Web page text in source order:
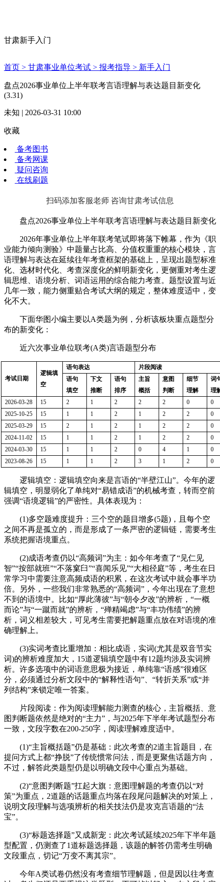
甘肃新手入门
首页 > 甘肃事业单位考试 > 报考指导 > 新手入门
盘点2026事业单位上半年联考言语理解与表达题目新变化
(3.31)
未知 | 2026-03-31 10:00
收藏
备考图书
备考网课
疑问咨询
在线刷题
扫码添加客服老师 咨询甘肃考试信息
盘点2026事业单位上半年联考言语理解与表达题目新变化
2026年事业单位上半年联考笔试即将落下帷幕，作为《职
业能力倾向测验》中题量占比高、分值权重重的核心模块，言
语理解与表达在延续往年考查框架的基础上，呈现出题型标准
化、选材时代化、考查深度化的鲜明新变化，更侧重对考生逻
辑思维、语境分析、词语运用的综合能力考查。题型设置与近
几年一致，能力侧重贴合考试大纲的规定，整体难度适中，变
化不大。
下面华图小编主要以A类题为例，分析该板块重点题型分
布的新变化：
近六次事业单位联考(A类)言语题型分布
考试日期
逻辑填
空
语句表达
片段阅读
语句
填空
下文
推断
语句
排序
主旨
概括
意图
判断
细节
理解
词
理
2026-03-28
15 2 1 2 2 2 0
0
2025-10-25 15 1 1 2 1 2 2
0
2025-03-29
15 2 1 2 1 2 2
0
2024-11-02 15 1 1 2 1 2 2
0
2024-03-30 15 1 1 2 0 4 1
0
2023-08-26 15 1 1 2 3 1 2 0
逻辑填空：逻辑填空向来是言语的“半壁江山”。今年的逻
辑填空，明显弱化了单纯对“易错成语”的机械考查，转而空前
强调“语境逻辑”的严密性。具体表现为：
(1)多空题难度提升：三个空的题目增多(5题)，且每个空
之间不再是孤立的，而是形成了一条严密的逻辑链，需要考生
系统把握语境重点。
(2)成语考查仍以“高频词”为主：如今年考查了“见仁见
智”“按部就班”“不落窠臼”“喜闻乐见”“大相径庭”等，考生在日
常学习中需要注意高频成语的积累，在这次考试中就会事半功
倍。另外，一些我们非常熟悉的“高频词”，今年出现在了意想
不到的语境中。比如“厚此薄彼”与“朝令夕改”的辨析，“一概
而论”与“一蹴而就”的辨析，“殚精竭虑”与“丰功伟绩”的辨
析，词义相差较大，可见考生需要把解题重点放在对语境的准
确理解上。
(3)实词考查比重增加：相比成语，实词(尤其是双音节实
词)的辨析难度加大，15道逻辑填空题中有12题均涉及实词辨
析。许多选项中的词语意思极为接近，单纯靠“语感”很难区
分，必须通过分析文段中的“解释性语句”、“转折关系”或“并
列结构”来锁定唯一答案。
片段阅读：作为阅读理解能力测查的核心，主旨概括、意
图判断题依然是绝对的“主力”，与2025年下半年考试题型分布
一致，文段字数在200-250字，阅读理解难度适中。
(1)“主旨概括题”仍是基础：此次考查的2道主旨题目，在
提问方式上都“挣脱”了传统惯常问法，而是更聚焦话题方向，
不过，解答此类题型仍是以明确文段中心重点为基础。
(2)“意图判断题”扛起大旗：意图理解题的考查仍以“对
策”为重点，2道题的话题重点均落在段尾问题解决的对策上，
说明文段理解与选项辨析的相关技法仍是攻克言语题的“法
宝”。
(3)“标题选择题”又成新宠：此次考试延续2025年下半年题
型配置，仍测查了1道标题选择题，该题的解答仍需考生明确
文段重点，切记“万变不离其宗”。
今年A类试卷仍然没有考查细节理解题，但是因以往考查